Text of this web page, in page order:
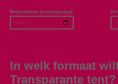
Begindatum (montagedag)
In welk formaat
Transparante tent?